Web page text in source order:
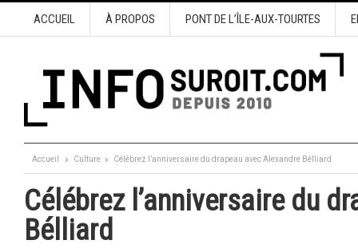
ACCUEIL À PROPOS PONT DE L’ÎLE-AUX-TOURTES
Accueil Culture Célébrez l’anniversaire du drapeau avec Alexandre Bélliard
Célébrez l’anniversaire du
Bélliard